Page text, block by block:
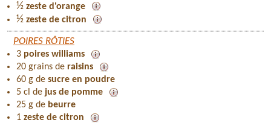
½ zeste d'orange
½ zeste de citron
POIRES RÔTIES
3 poires williams
20 grains de raisins
60 g de sucre en poudre
5 cl de jus de pomme
25 g de beurre
1 zeste de citron